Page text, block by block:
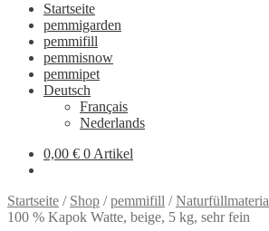
Startseite
pemmigarden
pemmifill
pemmisnow
pemmipet
Deutsch
Français
Nederlands
0,00 € 0 Artikel
Startseite / Shop /pemmifill /
100 % Kapok Watte, beige, 5 kg, sehr fein